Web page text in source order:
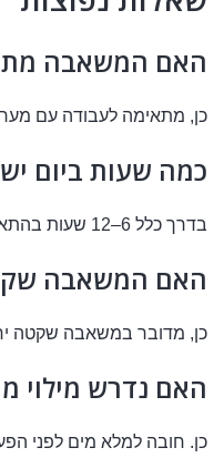
האם המשאבה
כן, מתאימה לעבודה עם
כמה שעות ביום
בדרך כלל 6–12 שעות בהתאם לנפח הבריכה ועומס השימוש.
האם המשאבה
כן, מדובר במשאבה שקטה
האם נדרש מילוי
כן. חובה למלא מים לפני